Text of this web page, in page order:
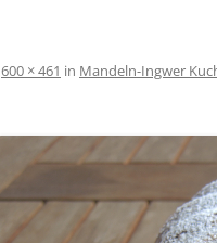
600 × 461 in Mandeln-Ingwer